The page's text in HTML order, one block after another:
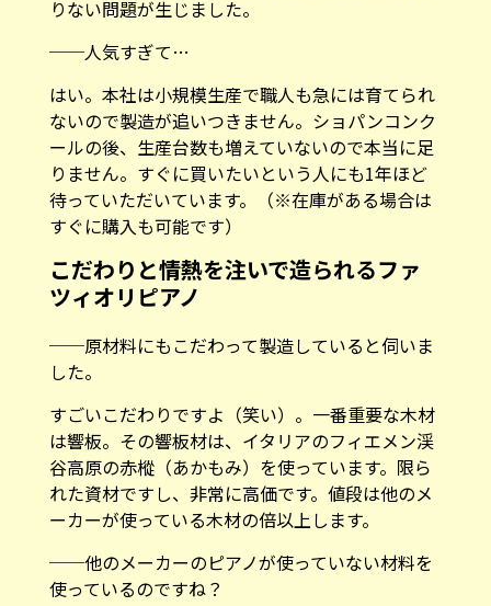
りない問題が生じました。
──人気すぎて…
はい。本社は小規模生産で職人も急には育てられ
ないので製造が追いつきません。ショパンコンク
ールの後、生産台数も増えていないので本当に足
りません。すぐに買いたいという人にも1年ほど
待っていただいています。（※在庫がある場合は
すぐに購入も可能です）
こだわりと情熱を注いで造られるファ
ツィオリピアノ
──原材料にもこだわって製造していると伺いま
した。
すごいこだわりですよ（笑い）。一番重要な木材
は響板。その響板材は、イタリアのフィエメン渓
谷高原の赤樅（あかもみ）を使っています。限ら
れた資材ですし、非常に高価です。値段は他のメ
ーカーが使っている木材の倍以上します。
──他のメーカーのピアノが使っていない材料を
使っているのですね？